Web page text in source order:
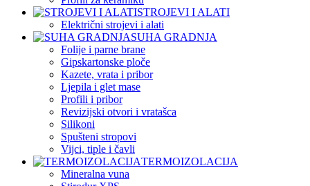
STROJEVI I ALATI
Električni strojevi i alati
SUHA GRADNJA
Folije i parne brane
Gipskartonske ploče
Kazete, vrata i pribor
Ljepila i glet mase
Profili i pribor
Revizijski otvori i vratašca
Silikoni
Spušteni stropovi
Vijci, tiple i čavli
TERMOIZOLACIJA
Mineralna vuna